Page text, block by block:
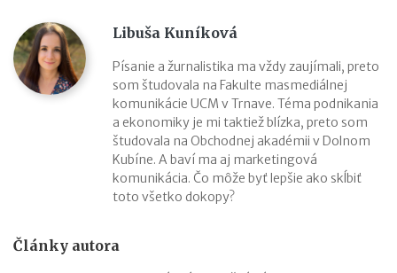
Libuša Kuníková
Písanie a žurnalistika ma vždy zaujímali, preto
som študovala na Fakulte masmediálnej
komunikácie UCM v Trnave. Téma podnikania
a ekonomiky je mi taktiež blízka, preto som
študovala na Obchodnej akadémii v Dolnom
Kubíne. A baví ma aj marketingová
komunikácia. Čo môže byť lepšie ako skĺbiť
toto všetko dokopy?
Články autora